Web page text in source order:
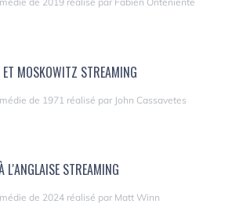
MOSKOWITZ STREAMING
de 1971 réalisé par John Cassavetes
L'ANGLAISE STREAMING
de 2024 réalisé par Matt Winn